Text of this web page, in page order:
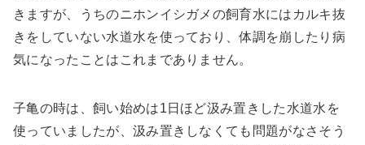
きますが、うちのニホンイシガメの飼育水にはカルキ抜
きをしていない水道水を使っており、体調を崩したり病
気になったことはこれまでありません。
子亀の時は、飼い始めは1日ほど汲み置きした水道水を
使っていましたが、汲み置きしなくても問題がなさそう